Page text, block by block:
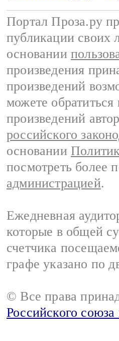
Портал Проза.ру
публикации своих
основании
произведения
произведений
можете обратиться
произведений
российского
основании
посмотреть более
администрацией.
Ежедневная
которые в общей
счетчика
графе указано по
© Все права
Российского союза